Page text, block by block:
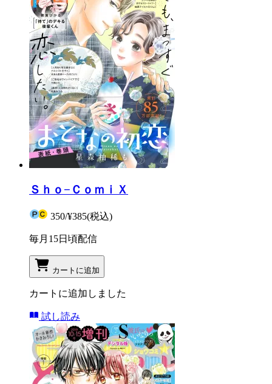
Ｓｈｏ−ＣｏｍｉＸ
350/¥385(税込)
毎月15日頃配信
カートに追加
カートに追加しました
試し読み